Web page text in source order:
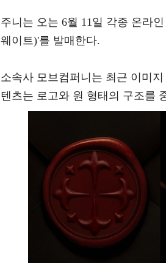
주니는 오는 6월 11일 각종 온라
웨이트)'를 발매한다.
소속사 모브컴퍼니는 최근 이미
텐츠는 로고와 원 형태의 구조를